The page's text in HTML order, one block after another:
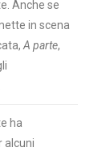
Anche se
in scena
A parte,
ha
alcuni